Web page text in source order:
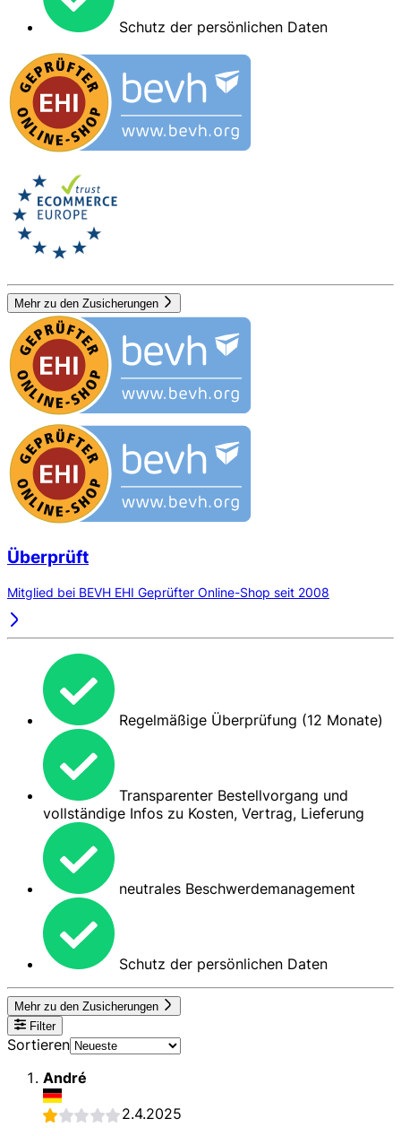
Schutz der persönlichen Daten
Mehr zu den Zusicherungen
Überprüft
Mitglied bei BEVH EHI Geprüfter Online-Shop seit 2008
Regelmäßige Überprüfung (12 Monate)
Transparenter Bestellvorgang und
vollständige Infos zu Kosten, Vertrag, Lieferung
neutrales Beschwerdemanagement
Schutz der persönlichen Daten
Mehr zu den Zusicherungen
Filter
Sortieren
André
2.4.2025